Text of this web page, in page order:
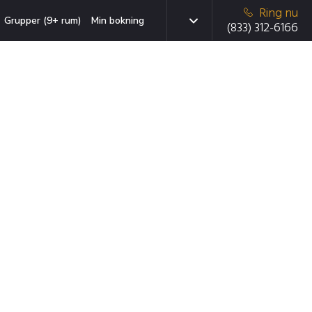
Grupper (9+ rum) Min bokning
Ring nu
(833) 312-6166